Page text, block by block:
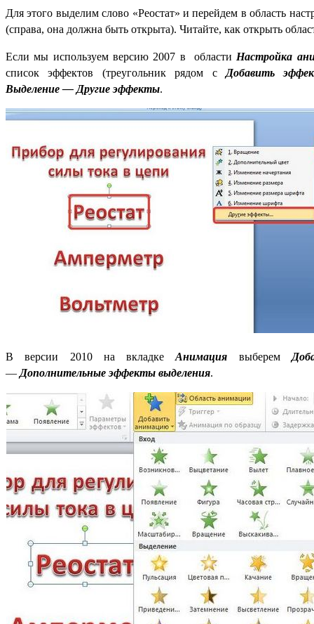
Для этого выделим слово «Реостат» и перейдем в область
(справа, она должна быть открыта). Читайте, как открыть
Если мы используем версию 2007 в области Настройка
список эффектов (треугольник рядом сДобавить
Выделение — Другие эффекты.
В версии 2010 на вкладкеАнимация выберем
— Дополнительные эффекты выделения.